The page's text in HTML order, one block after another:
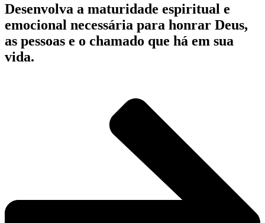
Desenvolva a maturidade espiritual e
emocional necessária para honrar Deus,
as pessoas e o chamado que há em sua
vida.